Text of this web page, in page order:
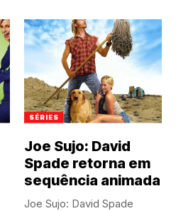
SÉRIES
Joe Sujo: David
Spade retorna em
sequência animada
Joe Sujo: David Spade